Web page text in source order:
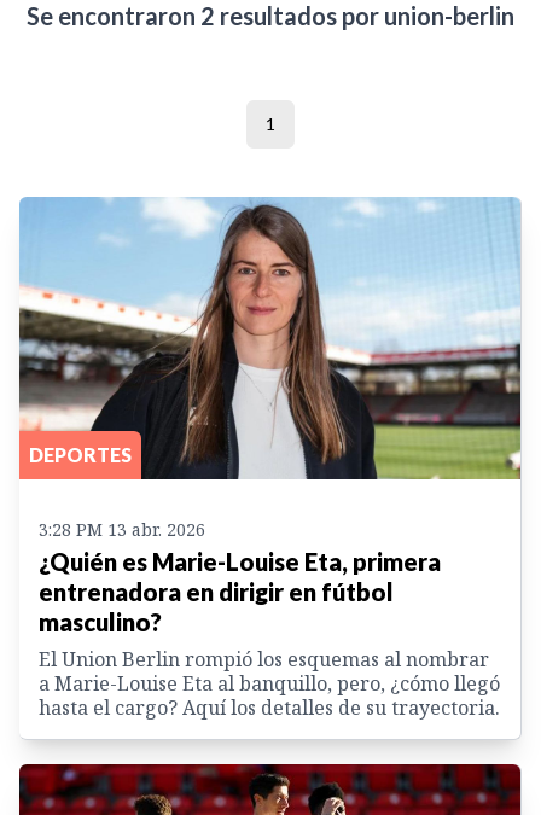
Se encontraron 2 resultados por union-berlin
1
DEPORTES
3:28 PM 13 abr. 2026
¿Quién es Marie-Louise Eta, primera
entrenadora en dirigir en fútbol
masculino?
El Union Berlin rompió los esquemas al nombrar
a Marie-Louise Eta al banquillo, pero, ¿cómo llegó
hasta el cargo? Aquí los detalles de su trayectoria.